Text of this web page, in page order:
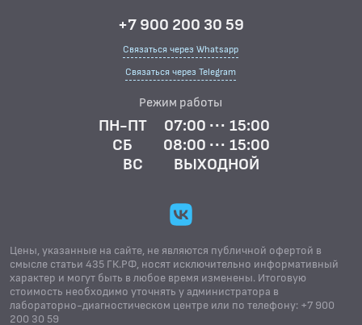
+7 900 200 30 59
Связаться через Whatsapp
Связаться через Telegram
Режим работы
ПН-ПТ
07:00 ··· 15:00
СБ
08:00 ··· 15:00
ВС
ВЫХОДНОЙ
Цены, указанные на сайте, не являются публичной офертой в
смысле статьи 435 ГК.РФ, носят исключительно информативный
характер и могут быть в любое время изменены. Итоговую
стоимость необходимо уточнять у администратора в
лабораторно-диагностическом центре или по телефону: +7 900
200 30 59